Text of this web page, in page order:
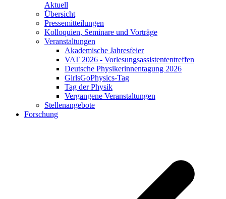
Aktuell
Übersicht
Pressemitteilungen
Kolloquien, Seminare und Vorträge
Veranstaltungen
Akademische Jahresfeier
VAT 2026 - Vorlesungsassistententreffen
Deutsche Physikerinnentagung 2026
GirlsGoPhysics-Tag
Tag der Physik
Vergangene Veranstaltungen
Stellenangebote
Forschung